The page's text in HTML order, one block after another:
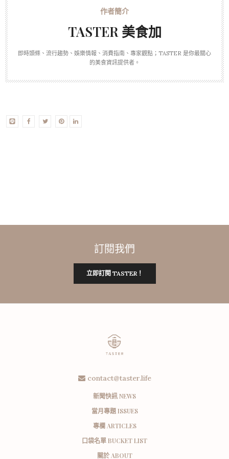
TASTER 美食加
即時頭條、流行趨勢、娛樂情報、消費指南、專家觀點；TASTER 是你最關心
的美食資訊提供者。
訂閱我們
立即訂閱 TASTER！
contact@taster.life
新聞快訊 NEWS
當月專題 ISSUES
專欄 ARTICLES
口袋名單 BUCKET LIST
關於 ABOUT